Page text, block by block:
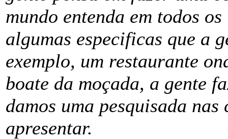
mundo entenda em todos
algumas especificas que a
exemplo, um restaurante
boate da moçada, a gente
damos uma pesquisada
apresentar.